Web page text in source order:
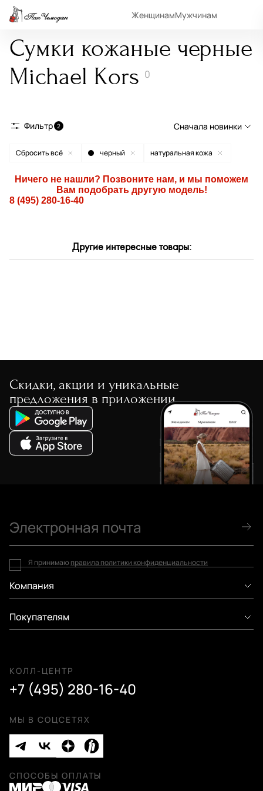
ЖенщинамМужчинам
Сумки кожаные черные
Michael Kors 0
Фильтр 2 Сначала новинки
Сначала новинки
Сначала популярные
По возрастанию цены
По скорости доставки
Сбросить всё черный натуральная кожа
Ничего не нашли? Позвоните нам, и мы поможем
Вам подобрать другую модель!
8 (495) 280-16-40
Другие интересные товары:
Скидки, акции и уникальные
предложения в приложении
Компания
Покупателям
КОЛЛ-ЦЕНТР
+7 (495) 280-16-40
МЫ В СОЦСЕТЯХ
Я принимаю правила политики конфиденциальности
СПОСОБЫ ОПЛАТЫ